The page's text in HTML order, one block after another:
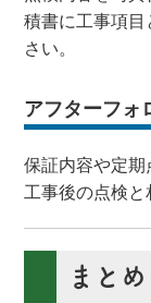
積書に工事項
さい。
アフターフォ
保証内容や定期
工事後の点検と
まと